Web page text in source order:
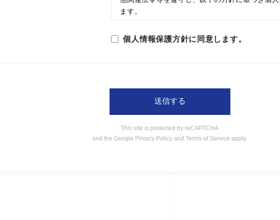
ます。
【個人情報の収集】
個人情報保護方針に同意します。
This site is protected by reCAPTCHA
and the Google Privacy Policy and Terms of Service apply.